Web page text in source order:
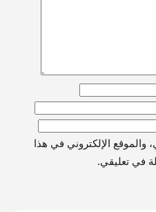
والموقع الإلكتروني في هذا
في تعليقي.